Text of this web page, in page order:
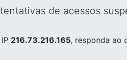
de acessos
216.73.216.165, responda ao